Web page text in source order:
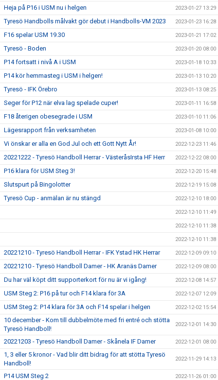
Heja på P16 i USM nu i helgen 2023-01-27 13:29
Tyresö Handbolls målvakt gör debut i Handbolls-VM 2023 2023-01-23 16:28
F16 spelar USM 19.30 2023-01-21 17:02
Tyresö - Boden 2023-01-20 08:00
P14 fortsatt i nivå A i USM 2023-01-18 10:33
P14 kör hemmasteg i USM i helgen! 2023-01-13 10:20
Tyresö - IFK Örebro 2023-01-13 08:25
Seger för P12 när elva lag spelade cuper! 2023-01-11 16:58
F18 återigen obesegrade i USM 2023-01-10 11:06
Lägesrapport från verksamheten 2023-01-08 10:00
Vi önskar er alla en God Jul och ett Gott Nytt År! 2022-12-23 11:46
20221222 - Tyresö Handboll Herrar - VästeråsIrsta HF Herr 2022-12-22 08:00
P16 klara för USM Steg 3! 2022-12-20 15:48
Slutspurt på Bingolotter 2022-12-19 15:08
Tyresö Cup - anmälan är nu stängd 2022-12-10 18:00
2022-12-10 11:49
2022-12-10 11:38
2022-12-10 11:38
20221210 - Tyresö Handboll Herrar - IFK Ystad HK Herrar 2022-12-09 09:10
20221210 - Tyresö Handboll Damer - HK Aranäs Damer 2022-12-09 08:00
Du har väl köpt ditt supporterkort för nu är vi igång! 2022-12-08 14:57
USM Steg 2: P16 på tur och F14 klara för 3A 2022-12-07 12:09
USM Steg 2: P14 klara för 3A och F14 spelar i helgen 2022-12-02 15:54
10 december - Kom till dubbelmöte med fri entré och stötta
Tyresö Handboll!
2022-12-01 14:30
20221203 - Tyresö Handboll Damer - Skånela IF Damer 2022-12-01 08:00
1, 3 eller 5 kronor - Vad blir ditt bidrag för att stötta Tyresö
Handboll!
2022-11-29 14:13
P14 USM Steg 2 2022-11-26 01:00